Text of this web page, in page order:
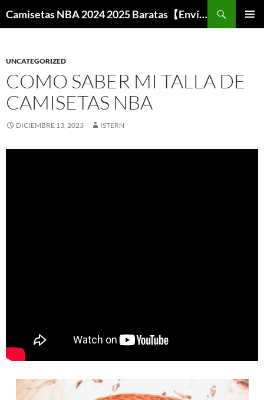
Camisetas NBA 2024 2025 Baratas【Envío Gratis】
UNCATEGORIZED
COMO SABER MI TALLA DE
CAMISETAS NBA
DICIEMBRE 13, 2023 ISTERN